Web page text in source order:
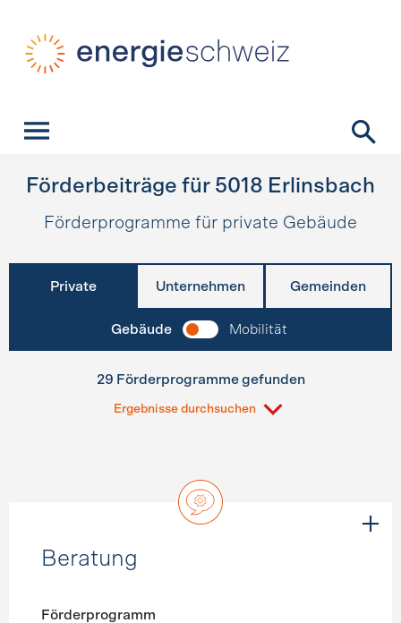
Förderbeiträge für 5018 Erlinsbach
Förderprogramme für private Gebäude
Private Unternehmen Gemeinden
Gebäude Mobilität
29 Förderprogramme gefunden
Ergebnisse durchsuchen
Beratung
Förderprogramm